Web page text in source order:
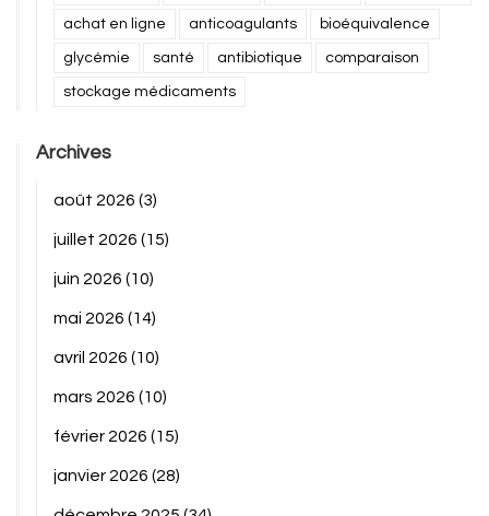
achat en ligne anticoagulants bioéquivalence
glycémie santé antibiotique comparaison
stockage médicaments
Archives
août 2026 (3)
juillet 2026 (15)
juin 2026 (10)
mai 2026 (14)
avril 2026 (10)
mars 2026 (10)
février 2026 (15)
janvier 2026 (28)